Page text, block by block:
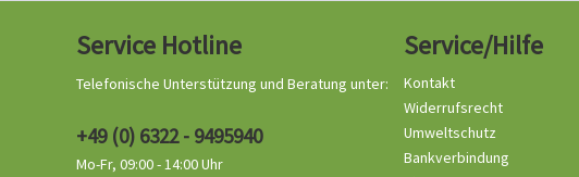
Service Hotline
Telefonische Unterstützung und Beratung unter:
+49 (0) 6322 - 9495940
Mo-Fr, 09:00 - 14:00 Uhr
Service/Hilfe
Kontakt
Widerrufsrecht
Umweltschutz
Bankverbindung